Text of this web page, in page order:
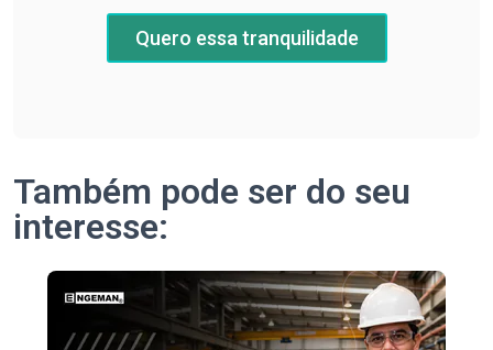
Quero essa tranquilidade
Também pode ser do seu
interesse: